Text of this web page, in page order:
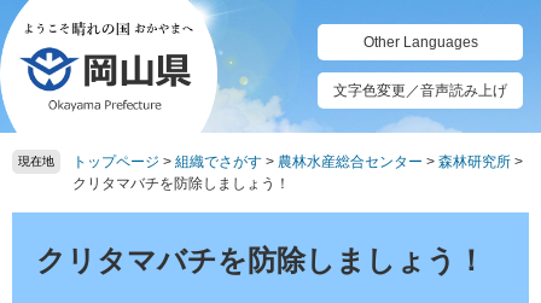
ペ
ー
ジ
の
先
頭
メ
ニ
ュ
ー
を
飛
て
Other Languages
文字色変更／音声読み上げ
現在地 トップページ > 組織でさがす > 農林水産総合センター > 森林研究所 >
クリタマバチを防除しましょう！
クリタマバチを防除しましょう！